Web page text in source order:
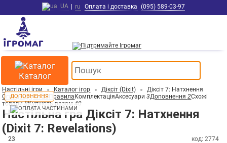
UA | ru Оплата і доставка (095) 589-03-97
Каталог
Настільні ігри Каталог ігор Діксіт (Dixit)
Діксіт 7: Натхнення
ОглядВідгуки23 Правила КомплектаціяАксесуари3Доповнення2Схожі
товари8Купують разом 40
Настільна гра Діксіт 7: Натхнення
(Dixit 7: Revelations)
23 код: 2774
ДОПОВНЕННЯ